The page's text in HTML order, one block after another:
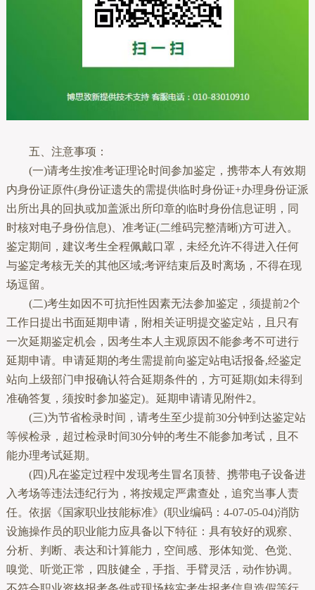
五、注意事项：
(一)请考生按准考证理论时间参加鉴定，携带本人有效期
内身份证原件(身份证遗失的需提供临时身份证+办理身份证派
出所出具的回执或加盖派出所印章的临时身份信息证明，同
时核对电子身份信息)、准考证(二维码完整清晰)方可进入。
鉴定期间，建议考生全程佩戴口罩，未经允许不得进入任何
与鉴定考核无关的其他区域;考评结束后及时离场，不得在现
场逗留。
(二)考生如因不可抗拒性因素无法参加鉴定，须提前2个
工作日提出书面延期申请，附相关证明提交鉴定站，且只有
一次延期鉴定机会，因考生本人主观原因不能参考不可进行
延期申请。申请延期的考生需提前向鉴定站电话报备,经鉴定
站向上级部门申报确认符合延期条件的，方可延期(如未得到
准确答复，须按时参加鉴定)。延期申请请见附件2。
(三)为节省检录时间，请考生至少提前30分钟到达鉴定站
等候检录，超过检录时间30分钟的考生不能参加考试，且不
能办理考试延期。
(四)凡在鉴定过程中发现考生冒名顶替、携带电子设备进
入考场等违法违纪行为，将按规定严肃查处，追究当事人责
任。依据《国家职业技能标准》(职业编码：4-07-05-04)消防
设施操作员的职业能力应具备以下特征：具有较好的观察、
分析、判断、表达和计算能力，空间感、形体知觉、色觉、
嗅觉、听觉正常，四肢健全，手指、手臂灵活，动作协调。